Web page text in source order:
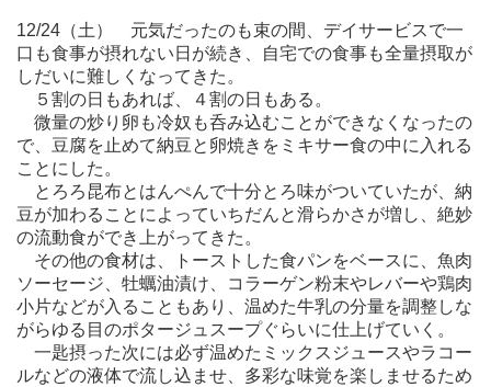
12/24（土） 元気だったのも束の間、デイサービスで一
口も食事が摂れない日が続き、自宅での食事も全量摂取が
しだいに難しくなってきた。
５割の日もあれば、４割の日もある。
微量の炒り卵も冷奴も呑み込むことができなくなったの
で、豆腐を止めて納豆と卵焼きをミキサー食の中に入れる
ことにした。
とろろ昆布とはんぺんで十分とろ味がついていたが、納
豆が加わることによっていちだんと滑らかさが増し、絶妙
の流動食ができ上がってきた。
その他の食材は、トーストした食パンをベースに、魚肉
ソーセージ、牡蠣油漬け、コラーゲン粉末やレバーや鶏肉
小片などが入ることもあり、温めた牛乳の分量を調整しな
がらゆる目のポタージュスープぐらいに仕上げていく。
一匙摂った次には必ず温めたミックスジュースやラコー
ルなどの液体で流し込ませ、多彩な味覚を楽しませるため